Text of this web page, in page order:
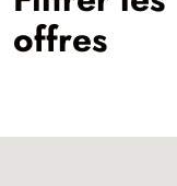
offres